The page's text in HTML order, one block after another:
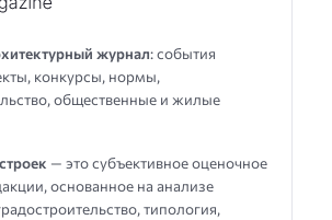
журнал: события
конкурсы, нормы,
общественные и жилые
— это субъективное оценочное
основанное на анализе
типология,